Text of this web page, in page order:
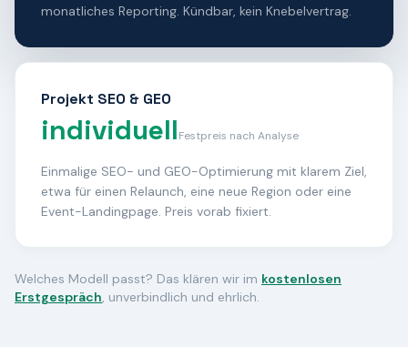
monatliches Reporting. Kündbar, kein Knebelvertrag.
Projekt SEO & GEO
individuellFestpreis nach Analyse
Einmalige SEO- und GEO-Optimierung mit klarem Ziel,
etwa für einen Relaunch, eine neue Region oder eine
Event-Landingpage. Preis vorab fixiert.
Welches Modell passt? Das klären wir im kostenlosen
Erstgespräch, unverbindlich und ehrlich.